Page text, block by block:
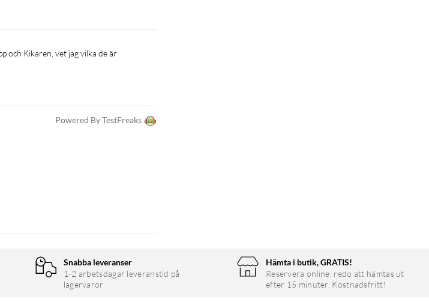
och Kikaren, vet jag vilka de är
Powered By TestFreaks
Snabba leveranser
1-2 arbetsdagar leveranstid på
lagervaror
Hämta i butik, GRATIS!
Reservera online, redo att hämtas ut
efter 15 minuter. Kostnadsfritt!